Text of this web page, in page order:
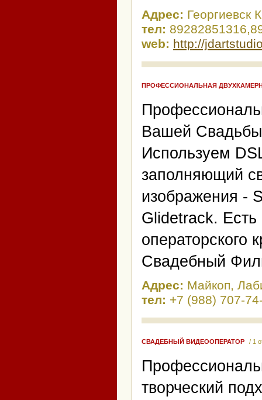
Адрес: Георгиевск
тел:
web: http://
ПРОФЕССИОНАЛЬНАЯ
Вашей Свадьбы
Используем
заполняющий
изображения -
Glidetrack. Есть
Свадебный
Адрес: Майкоп,
тел: +7 (988) 707-
СВАДЕБНЫЙ ВИДЕООПЕРАТОР / 1
творческий